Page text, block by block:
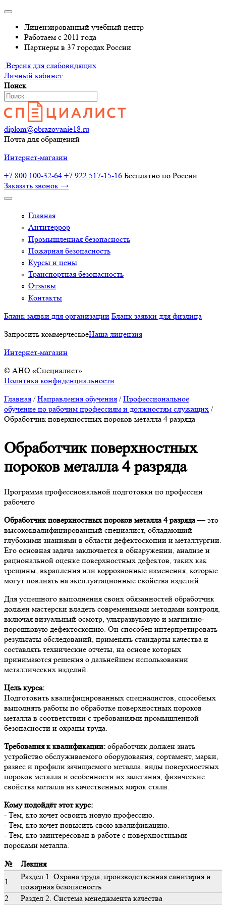
Лицензированный учебный центр
Работаем с 2011 года
Партнеры в 37 городах России
Версия для слабовидящих
Личный кабинет
Поиск
diplom@obrazovanie18.ru
Почта для обращений
Интернет-магазин
+7 800 100-32-64 +7 922 517-15-16 Бесплатно по России
Заказать звонок →
Главная
Антитеррор
Промышленная безопасность
Пожарная безопасность
Курсы и цены
Транспортная безопасность
Отзывы
Контакты
Бланк заявки для организации Бланк заявки для физлица
Запросить коммерческоеНаша лицензия
Интернет-магазин
© АНО «Специалист»
Политика конфиденциальности
Главная / Направления обучения / Профессиональное
обучение по рабочим профессиям и должностям служащих /
Обработчик поверхностных пороков металла 4 разряда
Обработчик поверхностных
пороков металла 4 разряда
Программа профессиональной подготовки по профессии
рабочего
Обработчик поверхностных пороков металла 4 разряда— это
высококвалифицированный специалист, обладающий
глубокими знаниями в области дефектоскопии и металлургии.
Его основная задача заключается в обнаружении, анализе и
рациональной оценке поверхностных дефектов, таких как
трещины, вкрапления или коррозионные изменения, которые
могут повлиять на эксплуатационные свойства изделий.
Для успешного выполнения своих обязанностей обработчик
должен мастерски владеть современными методами контроля,
включая визуальный осмотр, ультразвуковую и магнитно-
порошковую дефектоскопию. Он способен интерпретировать
результаты обследований, применять стандарты качества и
составлять технические отчеты, на основе которых
принимаются решения о дальнейшем использовании
металлических изделий.
Цель курса:
Подготовить квалифицированных специалистов, способных
выполнять работы по обработке поверхностных пороков
металла в соответствии с требованиями промышленной
безопасности и охраны труда.
Требования к квалификации: обработчик должен знать
устройство обслуживаемого оборудования, сортамент, марки,
развес и профили зачищаемого металла, виды поверхностных
пороков металла и особенности их залегания, физические
свойства металла из качественных марок стали.
Кому подойдёт этот курс:
- Тем, кто хочет освоить новую профессию.
- Тем, кто хочет повысить свою квалификацию.
- Тем, кто заинтересован в работе с поверхностными
пороками металла.
№
Лекция
1
Раздел 1. Охрана труда, производственная санитария и
пожарная безопасность
2
Раздел 2. Система менеджмента качества